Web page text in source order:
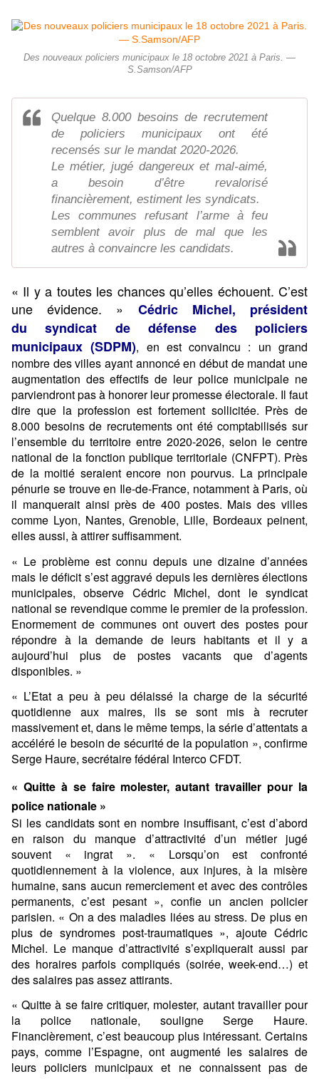
Des nouveaux policiers municipaux le 18 octobre 2021 à Paris. —
S.Samson/AFP
Quelque 8.000 besoins de recrutement
de policiers municipaux ont été
recensés sur le mandat 2020-2026.
Le métier, jugé dangereux et mal-aimé,
a besoin d’être revalorisé
financièrement, estiment les syndicats.
Les communes refusant l’arme à feu
semblent avoir plus de mal que les
autres à convaincre les candidats.
« Il y a toutes les chances qu’elles échouent. C’est
une évidence. »
Cédric Michel, président
du syndicat de défense des policiers
municipaux (SDPM), en est convaincu : un grand
nombre des villes ayant annoncé en début de mandat une
augmentation des effectifs de leur police municipale ne
parviendront pas à honorer leur promesse électorale. Il faut
dire que la profession est fortement sollicitée. Près de
8.000 besoins de recrutements ont été comptabilisés sur
l’ensemble du territoire entre 2020-2026, selon le centre
national de la fonction publique territoriale (CNFPT). Près
de la moitié seraient encore non pourvus. La principale
pénurie se trouve en Ile-de-France, notamment à Paris, où
il manquerait ainsi près de 400 postes. Mais des villes
comme Lyon, Nantes, Grenoble, Lille, Bordeaux peinent,
elles aussi, à attirer suffisamment.
« Le problème est connu depuis une dizaine d’années
mais le déficit s’est aggravé depuis les dernières élections
municipales, observe Cédric Michel, dont le syndicat
national se revendique comme le premier de la profession.
Enormement de communes ont ouvert des postes pour
répondre à la demande de leurs habitants et il y a
aujourd’hui plus de postes vacants que d’agents
disponibles. »
« L’Etat a peu à peu délaissé la charge de la sécurité
quotidienne aux maires, ils se sont mis à recruter
massivement et, dans le même temps, la série d’attentats a
accéléré le besoin de sécurité de la population », confirme
Serge Haure, secrétaire fédéral Interco CFDT.
« Quitte à se faire molester, autant travailler pour la
police nationale »
Si les candidats sont en nombre insuffisant, c’est d’abord
en raison du manque d’attractivité d’un métier jugé
souvent « ingrat ». « Lorsqu’on est confronté
quotidiennement à la violence, aux injures, à la misère
humaine, sans aucun remerciement et avec des contrôles
permanents, c’est pesant », confie un ancien policier
parisien. « On a des maladies liées au stress. De plus en
plus de syndromes post-traumatiques », ajoute Cédric
Michel. Le manque d’attractivité s’expliquerait aussi par
des horaires parfois compliqués (soirée, week-end…) et
des salaires pas assez attirants.
« Quitte à se faire critiquer, molester, autant travailler pour
la police nationale, souligne Serge Haure.
Financièrement, c’est beaucoup plus intéressant. Certains
pays, comme l’Espagne, ont augmenté les salaires de
leurs policiers municipaux et ne connaissent pas de